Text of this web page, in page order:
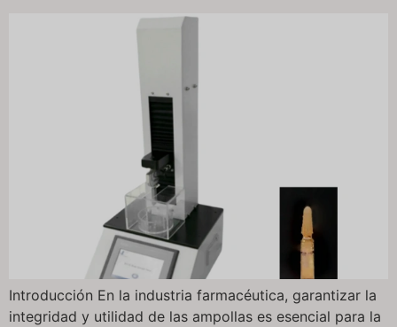
Introducción En la industria farmacéutica, garantizar la
integridad y utilidad de las ampollas es esencial para la